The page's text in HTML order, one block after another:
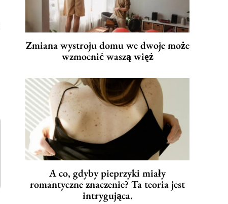
Zmiana wystroju domu we dwoje może
wzmocnić waszą więź
A co, gdyby pieprzyki miały
romantyczne znaczenie? Ta teoria jest
intrygująca.